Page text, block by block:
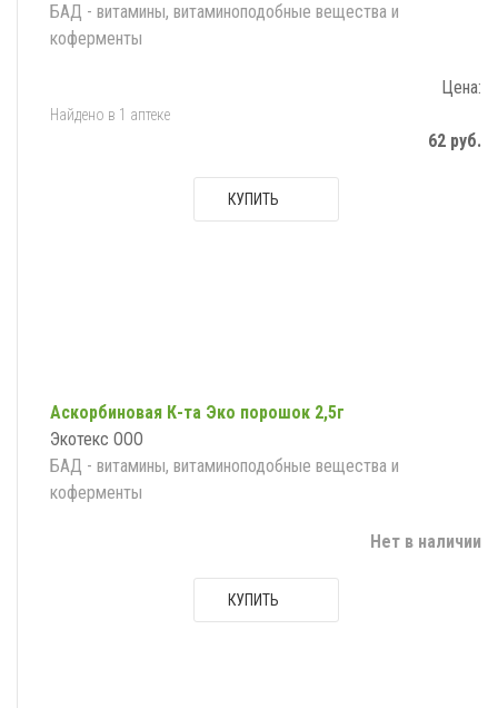
БАД - витамины, витаминоподобные вещества и
коферменты
Цена:
Найдено в 1 аптеке
62 руб.
КУПИТЬ
Аскорбиновая К-та Эко порошок 2,5г
Экотекс ООО
БАД - витамины, витаминоподобные вещества и
коферменты
Нет в наличии
КУПИТЬ